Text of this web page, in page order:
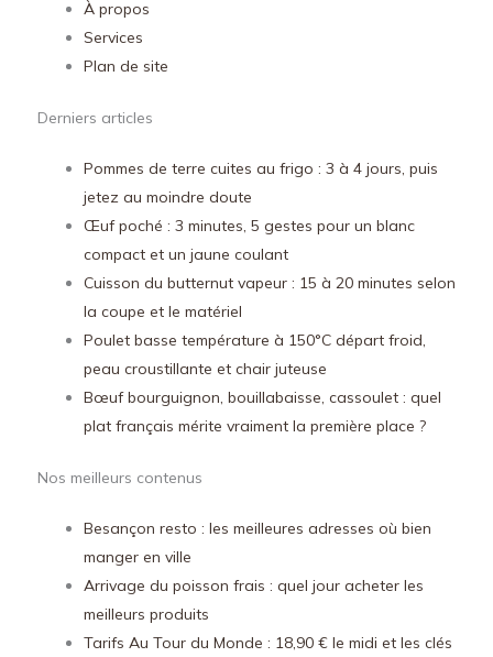
À propos
Services
Plan de site
Derniers articles
Pommes de terre cuites au frigo : 3 à 4 jours, puis
jetez au moindre doute
Œuf poché : 3 minutes, 5 gestes pour un blanc
compact et un jaune coulant
Cuisson du butternut vapeur : 15 à 20 minutes selon
la coupe et le matériel
Poulet basse température à 150°C départ froid,
peau croustillante et chair juteuse
Bœuf bourguignon, bouillabaisse, cassoulet : quel
plat français mérite vraiment la première place ?
Nos meilleurs contenus
Besançon resto : les meilleures adresses où bien
manger en ville
Arrivage du poisson frais : quel jour acheter les
meilleurs produits
Tarifs Au Tour du Monde : 18,90 € le midi et les clés